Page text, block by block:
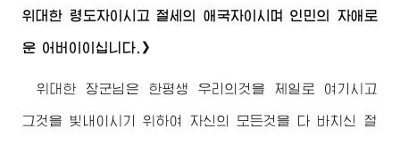
위대한 령도자이시고 절세의 애국자이시며 인민의 자애로
운 어버이 이십니다.》
위대한 장군님 은 한평생 우리의것을 제일로 여기시고
그것을 빛내이시기 위하여 자신의 모든것을 다 바치신 절